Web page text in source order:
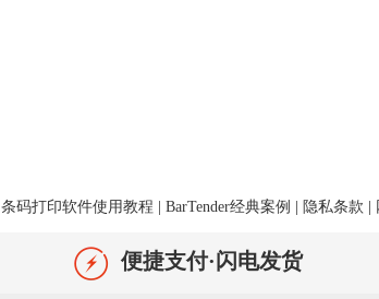
条码打印软件使用教程 BarTender经典案例 隐私条款
便捷支付·闪电发货